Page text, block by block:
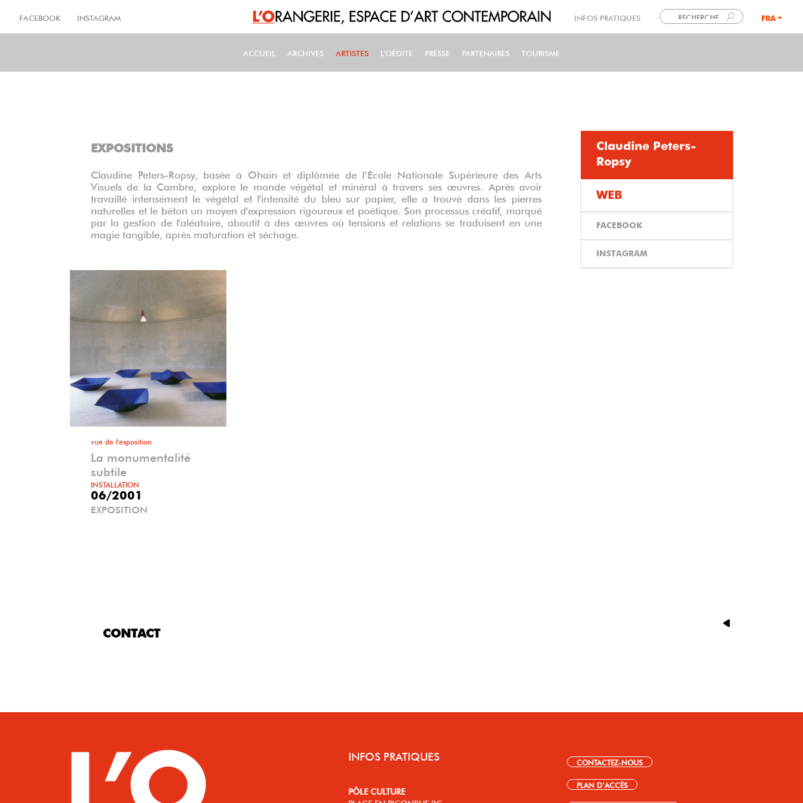
FACEBOOK INSTAGRAM INFOS PRATIQUES FRA
MAIN NAVIGATION
ACCUEIL ARCHIVES ARTISTES L'OÉDITE PRESSE PARTENAIRES TOURISME
EXPOSITIONS
Claudine Peters-Ropsy, basée à Ohain et diplômée de l’Ecole Nationale Supérieure des Arts
Visuels de la Cambre, explore le monde végétal et minéral à travers ses œuvres. Après avoir
travaillé intensément le végétal et l'intensité du bleu sur papier, elle a trouvé dans les pierres
naturelles et le béton un moyen d'expression rigoureux et poétique. Son processus créatif, marqué
par la gestion de l'aléatoire, aboutit à des œuvres où tensions et relations se traduisent en une
magie tangible, après maturation et séchage.
vue de l'exposition
La monumentalité
subtile
INSTALLATION
06/2001
EXPOSITION
Claudine Peters-
Ropsy
WEB
FACEBOOK
INSTAGRAM
CONTACT
INFOS PRATIQUES
PÔLE CULTURE
CONTACTEZ-NOUS
PLAN D’ACCÈS